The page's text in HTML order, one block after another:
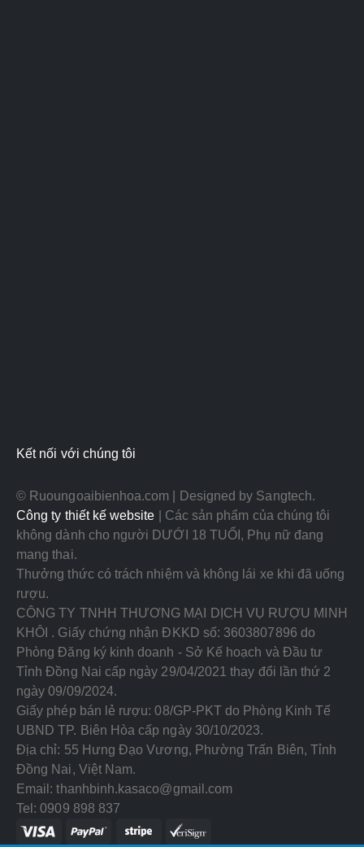
Kết nối với chúng tôi
© Ruoungoaibienhoa.com | Designed by Sangtech.
Công ty thiết kế website | Các sản phẩm của chúng tôi
không dành cho người DƯỚI 18 TUỔI, Phụ nữ đang
mang thai.
Thưởng thức có trách nhiệm và không lái xe khi đã uống
rượu.
CÔNG TY TNHH THƯƠNG MẠI DỊCH VỤ RƯỢU MINH
KHÔI . Giấy chứng nhận ĐKKD số: 3603807896 do
Phòng Đăng ký kinh doanh - Sở Kế hoạch và Đầu tư
Tỉnh Đồng Nai cấp ngày 29/04/2021 thay đổi lần thứ 2
ngày 09/09/2024.
Giấy phép bán lẻ rượu: 08/GP-PKT do Phòng Kinh Tế
UBND TP. Biên Hòa cấp ngày 30/10/2023.
Địa chỉ: 55 Hưng Đạo Vương, Phường Trấn Biên, Tỉnh
Đồng Nai, Việt Nam.
Email: thanhbinh.kasaco@gmail.com
Tel: 0909 898 837